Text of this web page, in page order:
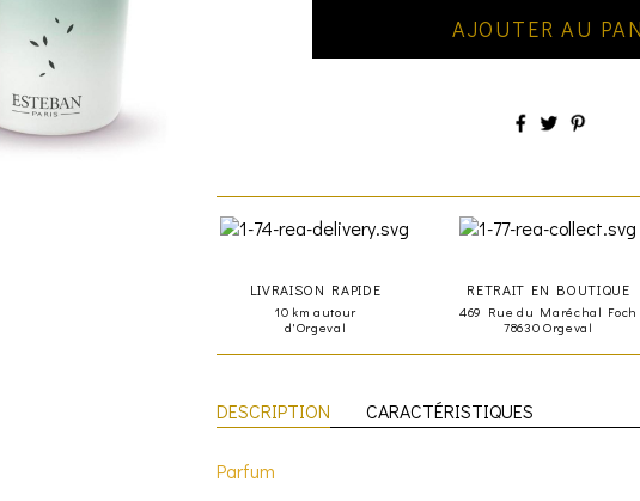
AJOUTER AU
LIVRAISON RAPIDE
10 km autour
d'Orgeval
RETRAIT EN BOUTIQUE
469 Rue du Maréchal Foch
78630 Orgeval
DESCRIPTION CARACTÉRISTIQUES
Parfum